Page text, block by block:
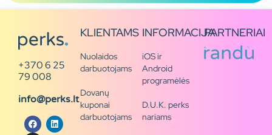
+370 6 25
79 008
info@perks.lt
KLIENTAMS
Nuolaidos
darbuotojams
Dovanų
kuponai
darbuotojams
INFORMACIJA
iOS ir
Android
programėlės
D.U.K. perks
nariams
PARTNERIAI